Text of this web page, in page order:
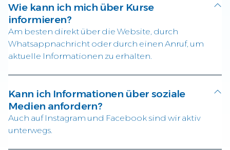
Wie kann ich mich über Kurse
informieren?
Am besten direkt über die Website, durch
Whatsappnachricht oder durch einen Anruf, um
aktuelle Informationen zu erhalten.
Kann ich Informationen über soziale
Medien anfordern?
Auch auf Instagram und Facebook sind wir aktiv
unterwegs.